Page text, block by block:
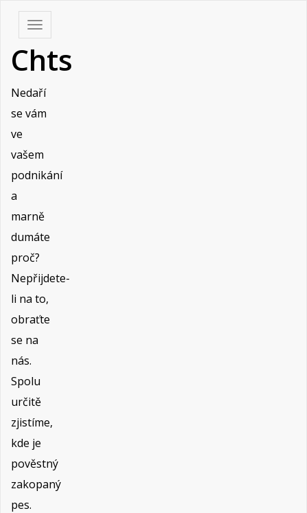
Skip
content
Toggle
navigation
Chts
Nedaří
se vám
ve
vašem
podnikání
a
marně
dumáte
proč?
Nepřijdete-
li na to,
obraťte
se na
nás.
Spolu
určitě
zjistíme,
kde je
pověstný
zakopaný
pes.